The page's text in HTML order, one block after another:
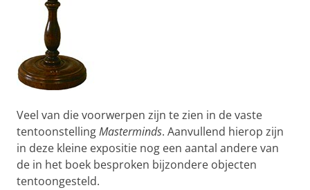
Veel van die voorwerpen zijn te zien in de vaste
tentoonstellingMasterminds. Aanvullend hierop zijn
in deze kleine expositie nog een aantal andere van
de in het boek besproken bijzondere objecten
tentoongesteld.